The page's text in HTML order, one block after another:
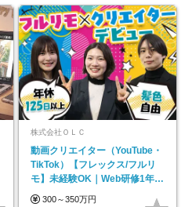
株式会社ＯＬＣ
動画クリエイター（YouTube・
TikTok）【フレックス/フルリ
モ】未経験OK｜Web研修1年間
｜副業OK
300～350万円